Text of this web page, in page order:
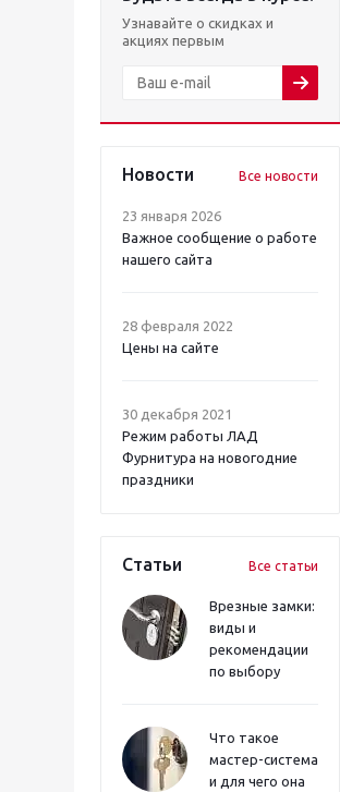
Узнавайте о скидках и
акциях первым
Новости Все новости
23 января 2026
Важное сообщение о работе
нашего сайта
28 февраля 2022
Цены на сайте
30 декабря 2021
Режим работы ЛАД
Фурнитура на новогодние
праздники
Статьи Все статьи
Врезные замки:
виды и
рекомендации
по выбору
Что такое
мастер-система
и для чего она